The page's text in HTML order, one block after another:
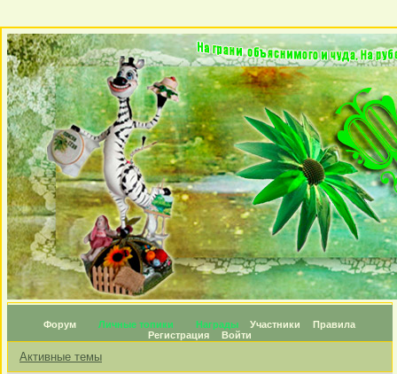
Форум Личные топики Награды Участники
Правила
Регистрация
Войти
Активные темы